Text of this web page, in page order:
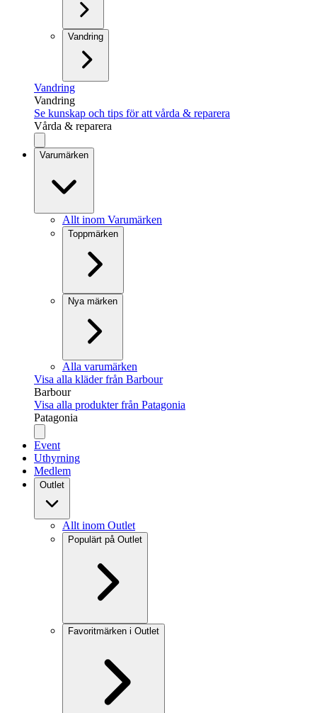
Vandring
Vandring
Vandring
Se kunskap och tips för att vårda & reparera
Vårda & reparera
Varumärken
Allt inom Varumärken
Toppmärken
Nya märken
Alla varumärken
Visa alla kläder från Barbour
Barbour
Visa alla produkter från Patagonia
Patagonia
Event
Uthyrning
Medlem
Outlet
Allt inom Outlet
Populärt på Outlet
Favoritmärken i Outlet